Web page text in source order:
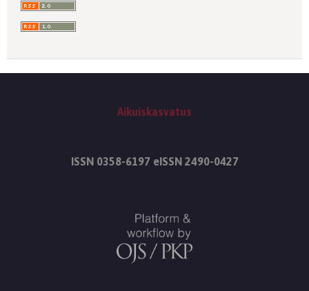
Aikuiskasvatus
ISSN 0358-6197 eISSN 2490-0427